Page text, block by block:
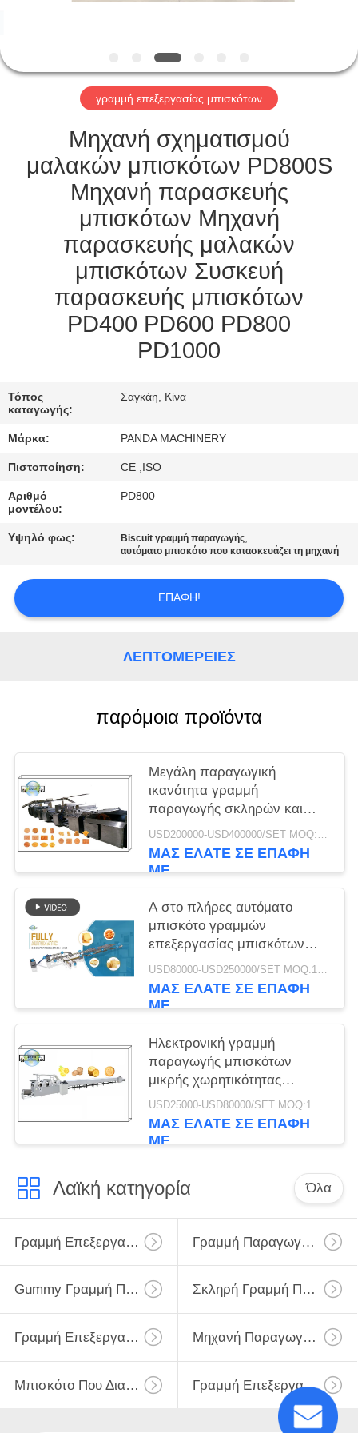
ΈΛΕΓΧΟΣ
ΜΑΣ
ΕΛΆΤΕ
ΕΠΑΦΉ
ΜΕ
ΕΙΔΉΣΕΙΣ
ΖΗΤΉΣΤΕ
ΑΠΌΣΠΑΣΜΑ
PRIVACY
POLICY
γραμμή επεξεργασίας μπισκότων
Μηχανή σχηματισμού
μαλακών μπισκότων PD800S
Μηχανή παρασκευής
μπισκότων Μηχανή
παρασκευής μαλακών
μπισκότων Συσκευή
παρασκευής μπισκότων
PD400 PD600 PD800
PD1000
Τόπος
καταγωγής:
Σαγκάη, Κίνα
Μάρκα: PANDA MACHINERY
Πιστοποίηση: CE ,ISO
Αριθμό
μοντέλου:
PD800
Υψηλό φως: Biscuit γραμμή παραγωγής,
αυτόματο μπισκότο που κατασκευάζει τη μηχανή
ΕΠΑΦΉ!
ΛΕΠΤΟΜΈΡΕΙΕΣ
παρόμοια προϊόντα
Μεγάλη παραγωγική
ικανότητα γραμμή
παραγωγής σκληρών και
μαλακών μπισκότων
1000KG/h Rich Tea Marie
Biscuit Processing Line
ΜΑΣ ΕΛΆΤΕ ΣΕ ΕΠΑΦΉ
ΜΕ
Α στο πλήρες αυτόματο
μπισκότο γραμμών
επεξεργασίας μπισκότων
γραμμών μπισκότων Ζ
500kg/H που κατασκευάζει
τον εξοπλισμό
USD80000-USD250000/SET MOQ:1 σύνολο
ΜΑΣ ΕΛΆΤΕ ΣΕ ΕΠΑΦΉ
ΜΕ
Ηλεκτρονική γραμμή
παραγωγής μπισκότων
μικρής χωρητικότητας
300Kg/h χωρητικότητα υλικό
από ανοξείδωτο χάλυβα
USD25000-USD80000/SET MOQ:1 σύνολο
ΜΑΣ ΕΛΆΤΕ ΣΕ ΕΠΑΦΉ
ΜΕ
Λαϊκή κατηγορία Όλα
Γραμμή Επεξεργασίας Μπισκότων Γραμμή Παραγωγής Τηγανιτών
Gummy Γραμμή Παραγωγής Σκληρή Γραμμή Παραγωγής Καραμελών
Γραμμή Επεξεργασίας Σοκολάτας Μηχανή Παραγωγής Κέικ
Μπισκότο Που Διαμορφώνει Τη Μηχανή Γραμμή Επεξεργασίας Ψωμιού